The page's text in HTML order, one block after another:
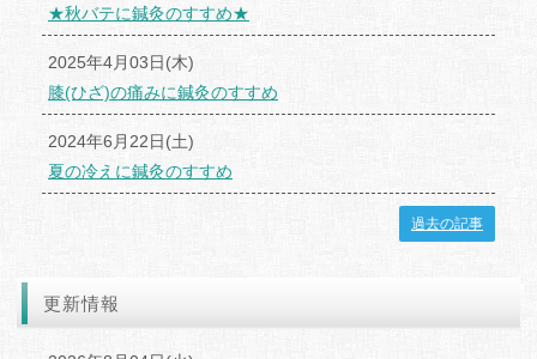
★秋バテに鍼灸のすすめ★
2025年4月03日(木)
膝(ひざ)の痛みに鍼灸のすすめ
2024年6月22日(土)
夏の冷えに鍼灸のすすめ
過去の記事